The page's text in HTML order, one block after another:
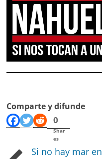
Comparte y difunde
0
Shar
es
Si no hay mar en